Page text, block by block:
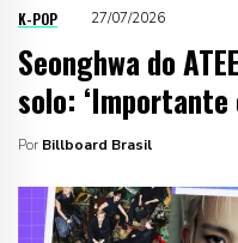
K-POP 27/07/2026
Seonghwa do
solo:
Por Billboard Brasil